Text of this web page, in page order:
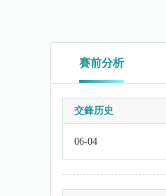
賽前分析
交鋒历史
06-04